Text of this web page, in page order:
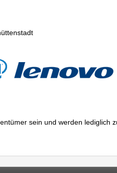
sein und werden lediglich